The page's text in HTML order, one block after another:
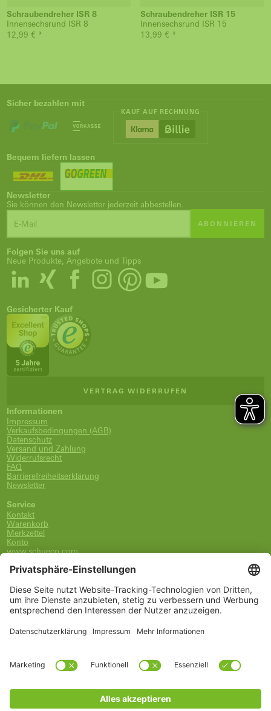
Schraubendreher ISR 8
Innensechsrund ISR 8
12,99 € *
Schraubendreher ISR 15
Innensechsrund ISR 15
13,99 € *
Sicher bezahlen mit
KAUF AUF RECHNUNG
Bequem liefern lassen
Newsletter
Sie können den Newsletter jederzeit abbestellen.
ABONNIEREN
Folgen Sie uns auf
Neue Produkte, Angebote und Tipps
Gesicherter Kauf
VERTRAG WIDERRUFEN
Informationen
Impressum
Verkaufsbedingungen (AGB)
Datenschutz
Versand und Zahlung
Widerrufsrecht
FAQ
Barrierefreiheitserklärung
Newsletter
Service
Kontakt
Warenkorb
Merkzettel
Konto
www.schueco.com
0800-400-4007
kostenlos aus dem dt. Festnetz
Unsere Marken
Alle Marken
Schüco International KG
Kategorien
Griffe
Wartung, Pflege und Lüftung
Einbruchschutz